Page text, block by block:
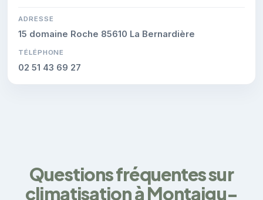
ADRESSE
15 domaine Roche 85610 La Bernardière
TÉLÉPHONE
02 51 43 69 27
Questions fréquentes sur
climatisation à Montaigu-